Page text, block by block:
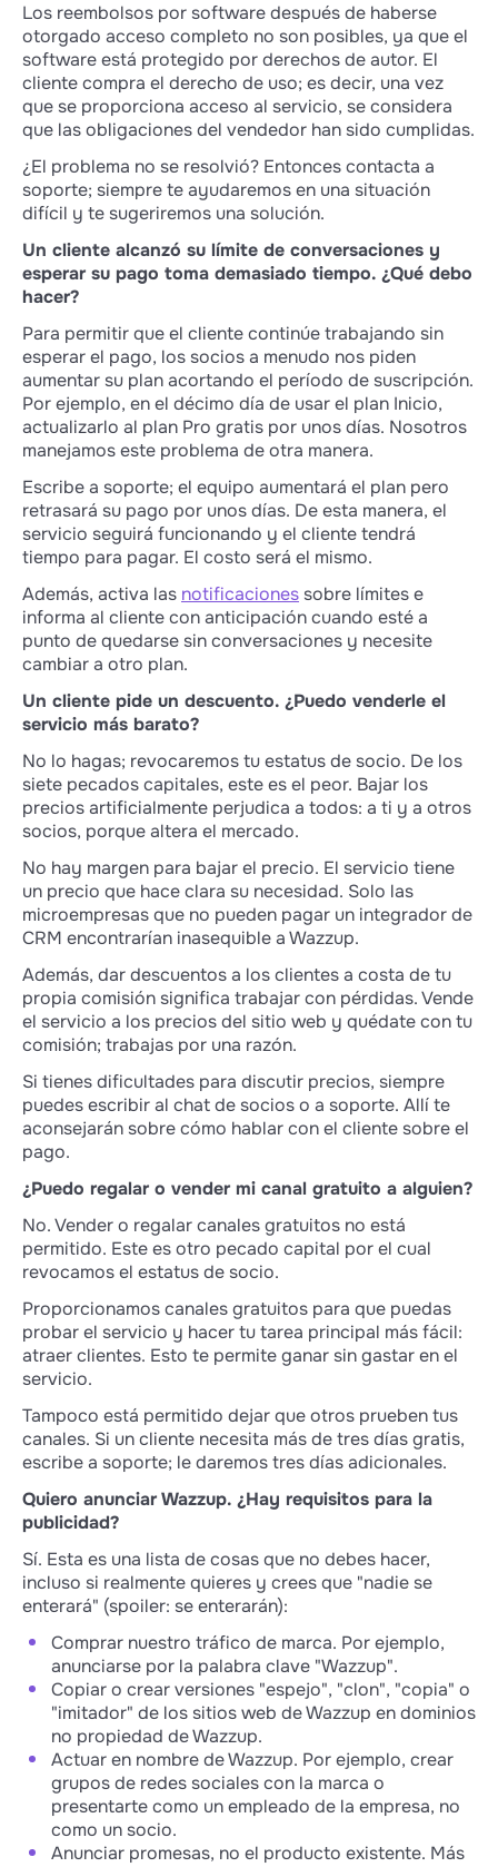
Los reembolsos por software después de haberse
otorgado acceso completo no son posibles, ya que el
software está protegido por derechos de autor. El
cliente compra el derecho de uso; es decir, una vez
que se proporciona acceso al servicio, se considera
que las obligaciones del vendedor han sido cumplidas.
¿El problema no se resolvió? Entonces contacta a
soporte; siempre te ayudaremos en una situación
difícil y te sugeriremos una solución.
Un cliente alcanzó su límite de conversaciones y
esperar su pago toma demasiado tiempo. ¿Qué debo
hacer?
Para permitir que el cliente continúe trabajando sin
esperar el pago, los socios a menudo nos piden
aumentar su plan acortando el período de suscripción.
Por ejemplo, en el décimo día de usar el plan Inicio,
actualizarlo al plan Pro gratis por unos días. Nosotros
manejamos este problema de otra manera.
Escribe a soporte; el equipo aumentará el plan pero
retrasará su pago por unos días. De esta manera, el
servicio seguirá funcionando y el cliente tendrá
tiempo para pagar. El costo será el mismo.
Además, activa las notificaciones sobre límites e
informa al cliente con anticipación cuando esté a
punto de quedarse sin conversaciones y necesite
cambiar a otro plan.
Un cliente pide un descuento. ¿Puedo venderle el
servicio más barato?
No lo hagas; revocaremos tu estatus de socio. De los
siete pecados capitales, este es el peor. Bajar los
precios artificialmente perjudica a todos: a ti y a otros
socios, porque altera el mercado.
No hay margen para bajar el precio. El servicio tiene
un precio que hace clara su necesidad. Solo las
microempresas que no pueden pagar un integrador de
CRM encontrarían inasequible a Wazzup.
Además, dar descuentos a los clientes a costa de tu
propia comisión significa trabajar con pérdidas. Vende
el servicio a los precios del sitio web y quédate con tu
comisión; trabajas por una razón.
Si tienes dificultades para discutir precios, siempre
puedes escribir al chat de socios o a soporte. Allí te
aconsejarán sobre cómo hablar con el cliente sobre el
pago.
¿Puedo regalar o vender mi canal gratuito a alguien?
No. Vender o regalar canales gratuitos no está
permitido. Este es otro pecado capital por el cual
revocamos el estatus de socio.
Proporcionamos canales gratuitos para que puedas
probar el servicio y hacer tu tarea principal más fácil:
atraer clientes. Esto te permite ganar sin gastar en el
servicio.
Tampoco está permitido dejar que otros prueben tus
canales. Si un cliente necesita más de tres días gratis,
escribe a soporte; le daremos tres días adicionales.
Quiero anunciar Wazzup. ¿Hay requisitos para la
publicidad?
Sí. Esta es una lista de cosas que no debes hacer,
incluso si realmente quieres y crees que "nadie se
enterará" (spoiler: se enterarán):
Comprar nuestro tráfico de marca. Por ejemplo,
anunciarse por la palabra clave "Wazzup".
Copiar o crear versiones "espejo", "clon", "copia" o
"imitador" de los sitios web de Wazzup en dominios
no propiedad de Wazzup.
Actuar en nombre de Wazzup. Por ejemplo, crear
grupos de redes sociales con la marca o
presentarte como un empleado de la empresa, no
como un socio.
Anunciar promesas, no el producto existente. Más